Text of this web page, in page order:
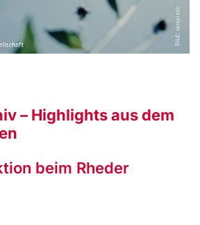
– Highlights aus dem
beim Rheder